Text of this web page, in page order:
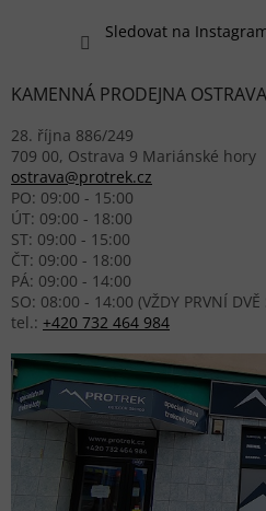
Sledovat na
KAMENNÁ PRODEJNA OSTRAVA
28. října 886/249
709 00, Ostrava 9 Mariánské hory
ostrava@protrek.cz
PO: 09:00 - 15:00
ÚT: 09:00 - 18:00
ST: 09:00 - 15:00
ČT: 09:00 - 18:00
PÁ: 09:00 - 14:00
SO: 08:00 - 14:00 (VŽDY PRVNÍ DVĚ
tel.: +420 732 464 984